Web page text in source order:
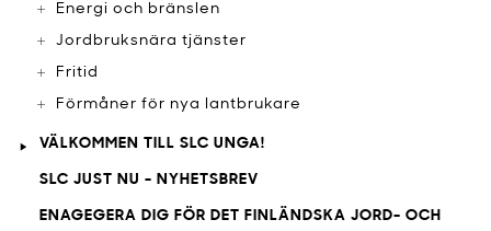
Energi och bränslen
Jordbruksnära tjänster
Fritid
Förmåner för nya lantbrukare
VÄLKOMMEN TILL SLC UNGA!
SLC JUST NU - NYHETSBREV
ENAGEGERA DIG FÖR DET FINLÄNDSKA JORD- OCH